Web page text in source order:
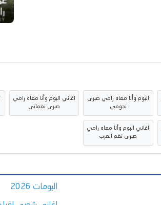
البوم وأنا معاه رامي صبرى
نجومي
اغاني البوم وأنا معاه رامي
صبرى نغماتي
اغاني البوم وأنا معاه رامي
صبرى نغم العرب
البومات 2026